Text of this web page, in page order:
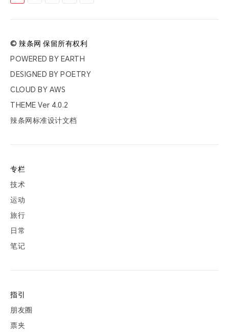
页
© 辣条网 保留所有权利
POWERED BY EARTH
DESIGNED BY POETRY
CLOUD BY AWS
THEME Ver 4.0.2
辣条网标准设计文档
专栏
技术
运动
旅行
日常
笔记
指引
朋友圈
票夹